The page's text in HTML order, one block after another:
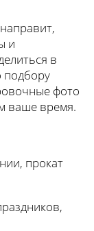
и
в
подбору
фото
ваше время.
прокат